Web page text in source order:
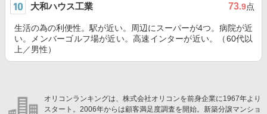
大和ハウス工業 73.9点
生活の為の利便性。駅が近い。周辺にスーパーが4つ。病院が近
い。メンバーゴルフ場が近い。高速インターが近い。（60代以
上／男性）
オリコンランキングは、株式会社オリコンを前身企業に1967年より
スタート。2006年からは顧客満足度調査を開始。新築分譲マンショ